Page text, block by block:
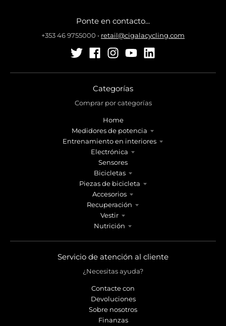
Ponte en contacto...
+353 46 9755000 • retail@cigalacycling.com
Categorías
Comprar por categorías
Home
Medidores de potencia
Entrenamiento en interiores
Electrónica
Sensores
Bicicletas
Piezas de bicicleta
Accesorios
Recuperación
Vestir
Nutrición
Servicio de atención al cliente
¿Necesitas ayuda?
Contacte con
Devoluciones
Sobre nosotros
Finanzas